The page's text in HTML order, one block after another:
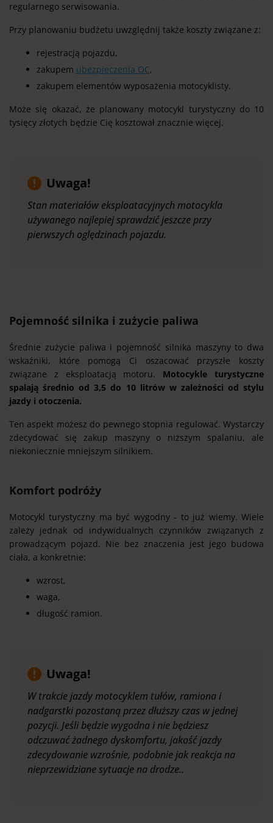
regularnego serwisowania.
Przy planowaniu budżetu uwzględnij także koszty związane z:
rejestracją pojazdu,
zakupem ubezpieczenia OC,
zakupem elementów wyposażenia motocyklisty.
Może się okazać, że planowany motocykl turystyczny do 10
tysięcy złotych będzie Cię kosztował znacznie więcej.
Uwaga!
Stan materiałów eksploatacyjnych motocykla
używanego najlepiej sprawdzić jeszcze przy
pierwszych oględzinach pojazdu.
Pojemność silnika i zużycie paliwa
Średnie zużycie paliwa i pojemność silnika maszyny to dwa
wskaźniki, które pomogą Ci oszacować przyszłe koszty
związane z eksploatacją motoru. Motocykle turystyczne
spalają średnio od 3,5 do 10 litrów w zależności od stylu
jazdy i otoczenia.
Ten aspekt możesz do pewnego stopnia regulować. Wystarczy
zdecydować się zakup maszyny o niższym spalaniu, ale
niekoniecznie mniejszym silnikiem.
Komfort podróży
Motocykl turystyczny ma być wygodny - to już wiemy. Wiele
zależy jednak od indywidualnych czynników związanych z
prowadzącym pojazd. Nie bez znaczenia jest jego budowa
ciała, a konkretnie:
wzrost,
waga,
długość ramion.
Uwaga!
W trakcie jazdy motocyklem tułów, ramiona i
nadgarstki pozostaną przez dłuższy czas w jednej
pozycji. Jeśli będzie wygodna i nie będziesz
odczuwać żadnego dyskomfortu, jakość jazdy
zdecydowanie wzrośnie, podobnie jak reakcja na
nieprzewidziane sytuacje na drodze..